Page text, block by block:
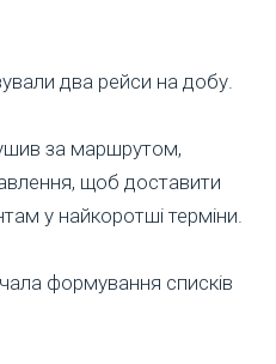
два рейси на добу.
за маршрутом,
щоб доставити
у найкоротші терміни.
формування списків